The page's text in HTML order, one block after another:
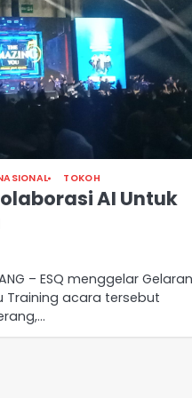
TOKOH
AI Untuk
– ESQ menggelar Gelaran
Training acara tersebut